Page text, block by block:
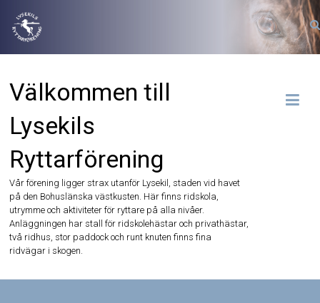
innehåll
Välkommen till
Lysekils
Ryttarförening
Vår förening ligger strax utanför Lysekil, staden vid havet
på den Bohuslänska västkusten. Här finns ridskola,
utrymme och aktiviteter för ryttare på alla nivåer.
Anläggningen har stall för ridskolehästar och privathästar,
två ridhus, stor paddock och runt knuten finns fina
ridvägar i skogen.